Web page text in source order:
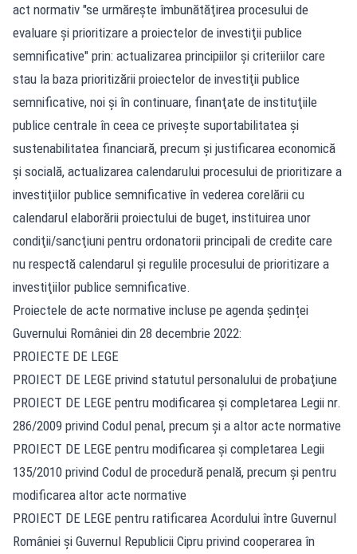
act normativ "se urmăreşte îmbunătăţirea procesului de
evaluare şi prioritizare a proiectelor de investiţii publice
semnificative" prin: actualizarea principiilor şi criteriilor care
stau la baza prioritizării proiectelor de investiţii publice
semnificative, noi şi în continuare, finanţate de instituţiile
publice centrale în ceea ce priveşte suportabilitatea şi
sustenabilitatea financiară, precum şi justificarea economică
şi socială, actualizarea calendarului procesului de prioritizare a
investiţiilor publice semnificative în vederea corelării cu
calendarul elaborării proiectului de buget, instituirea unor
condiţii/sancţiuni pentru ordonatorii principali de credite care
nu respectă calendarul şi regulile procesului de prioritizare a
investiţiilor publice semnificative.
Proiectele de acte normative incluse pe agenda ședinței
Guvernului României din 28 decembrie 2022:
PROIECTE DE LEGE
PROIECT DE LEGE privind statutul personalului de probaţiune
PROIECT DE LEGE pentru modificarea şi completarea Legii nr.
286/2009 privind Codul penal, precum şi a altor acte normative
PROIECT DE LEGE pentru modificarea şi completarea Legii
135/2010 privind Codul de procedură penală, precum şi pentru
modificarea altor acte normative
PROIECT DE LEGE pentru ratificarea Acordului între Guvernul
României şi Guvernul Republicii Cipru privind cooperarea în